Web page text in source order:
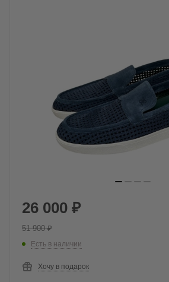
26 000 ₽
51 900₽
Есть в наличии
Хочу в подарок